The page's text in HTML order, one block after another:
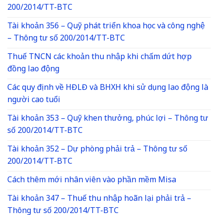
200/2014/TT-BTC
Tài khoản 356 – Quỹ phát triển khoa học và công nghệ
– Thông tư số 200/2014/TT-BTC
Thuế TNCN các khoản thu nhập khi chấm dứt hợp
đồng lao động
Các quy định về HĐLĐ và BHXH khi sử dụng lao động là
người cao tuổi
Tài khoản 353 – Quỹ khen thưởng, phúc lợi – Thông tư
số 200/2014/TT-BTC
Tài khoản 352 – Dự phòng phải trả – Thông tư số
200/2014/TT-BTC
Cách thêm mới nhân viên vào phần mềm Misa
Tài khoản 347 – Thuế thu nhập hoãn lại phải trả –
Thông tư số 200/2014/TT-BTC